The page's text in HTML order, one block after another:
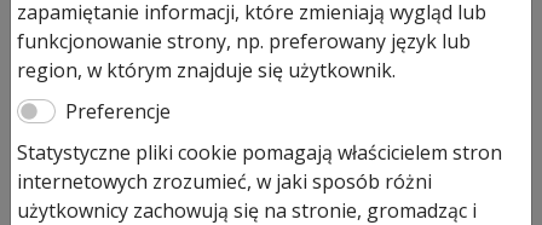
zapamiętanie informacji, które zmieniają wygląd lub
funkcjonowanie strony, np. preferowany język lub
region, w którym znajduje się użytkownik.
Preferencje
Statystyczne pliki cookie pomagają właścicielem stron
internetowych zrozumieć, w jaki sposób różni
użytkownicy zachowują się na stronie, gromadząc i